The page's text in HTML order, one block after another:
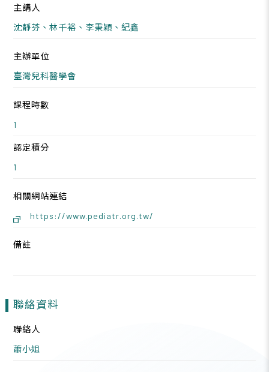
主講人
沈靜芬、林千裕、李秉穎、紀鑫
主辦單位
臺灣兒科醫學會
課程時數
1
認定積分
1
相關網站連結
https://www.pediatr.org.tw/
備註
聯絡資料
聯絡人
蕭小姐